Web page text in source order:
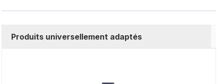
Produits universellement adaptés